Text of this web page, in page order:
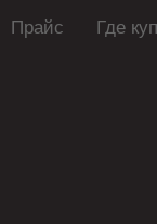
Прайс Где